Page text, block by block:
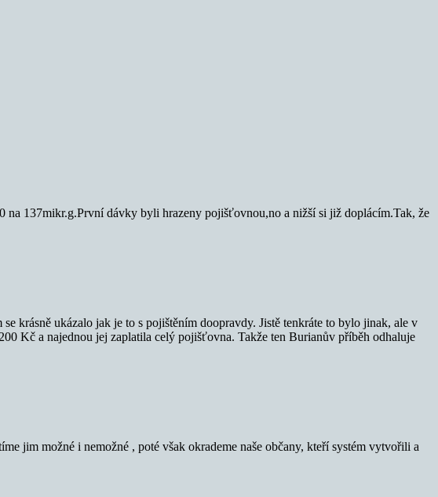
na 137mikr.g.První dávky byli hrazeny pojišťovnou,no a nižší si již doplácím.Tak, že
krásně ukázalo jak je to s pojištěním doopravdy. Jistě tenkráte to bylo jinak, ale v
Kč a najednou jej zaplatila celý pojišťovna. Takže ten Burianův příběh odhaluje
jim možné i nemožné , poté však okrademe naše občany, kteří systém vytvořili a